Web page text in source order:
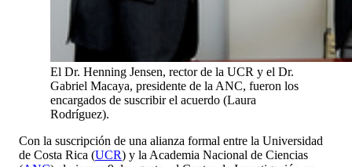
El Dr. Henning Jensen, rector de la UCR y el Dr.
Gabriel Macaya, presidente de la ANC, fueron los
encargados de suscribir el acuerdo (Laura
Rodríguez).
Con la suscripción de una alianza formal entre la Universidad
de Costa Rica (UCR) y la Academia Nacional de Ciencias